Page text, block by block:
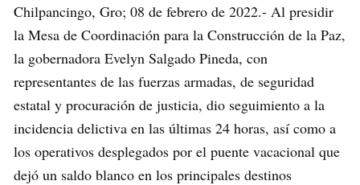
Chilpancingo, Gro; 08 de febrero de 2022.- Al presidir
la Mesa de Coordinación para la Construcción de la Paz,
la gobernadora Evelyn Salgado Pineda, con
representantes de las fuerzas armadas, de seguridad
estatal y procuración de justicia, dio seguimiento a la
incidencia delictiva en las últimas 24 horas, así como a
los operativos desplegados por el puente vacacional que
dejó un saldo blanco en los principales destinos